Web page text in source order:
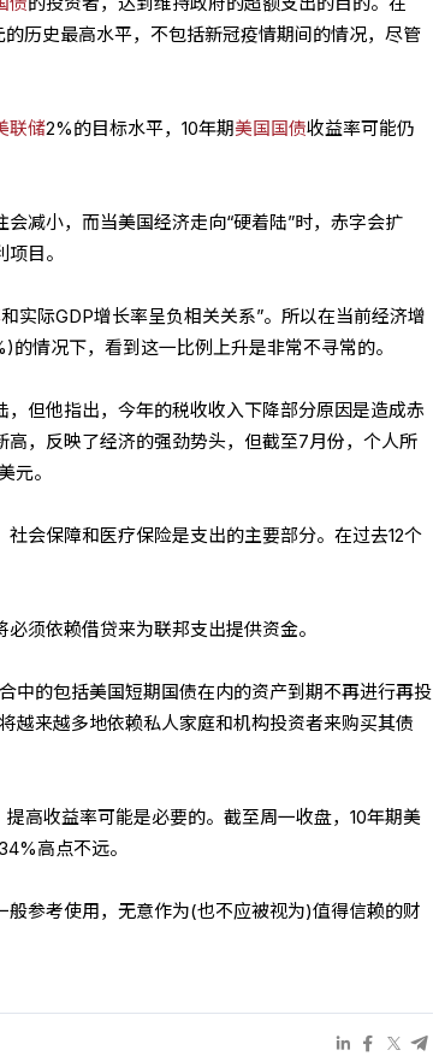
历史最高水平，不包括新冠疫情期间的情况，尽管
联储2%的目标水平，10年期美国国债收益率可能仍
会减小，而当美国经济走向“硬着陆”时，赤字会扩
目。
和实际GDP增长率呈负相关关系”。所以在当前经济增
情况下，看到这一比例上升是非常不寻常的。
但他指出，今年的税收收入下降部分原因是造成赤
，反映了经济的强劲势头，但截至7月份，个人所
元。
会保障和医疗保险是支出的主要部分。在过去12个
须依赖借贷来为联邦支出提供资金。
中的包括美国短期国债在内的资产到期不再进行再投
越来越多地依赖私人家庭和机构投资者来购买其债
提高收益率可能是必要的。截至周一收盘，10年期美
高点不远。
般参考使用，无意作为(也不应被视为)值得信赖的财